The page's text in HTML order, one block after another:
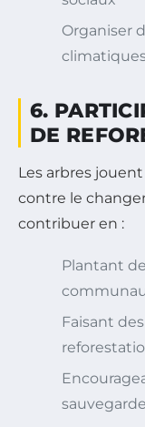
Organiser
6.
DE
Les arbres
contre le
contribuer en :
Plantant
Faisant